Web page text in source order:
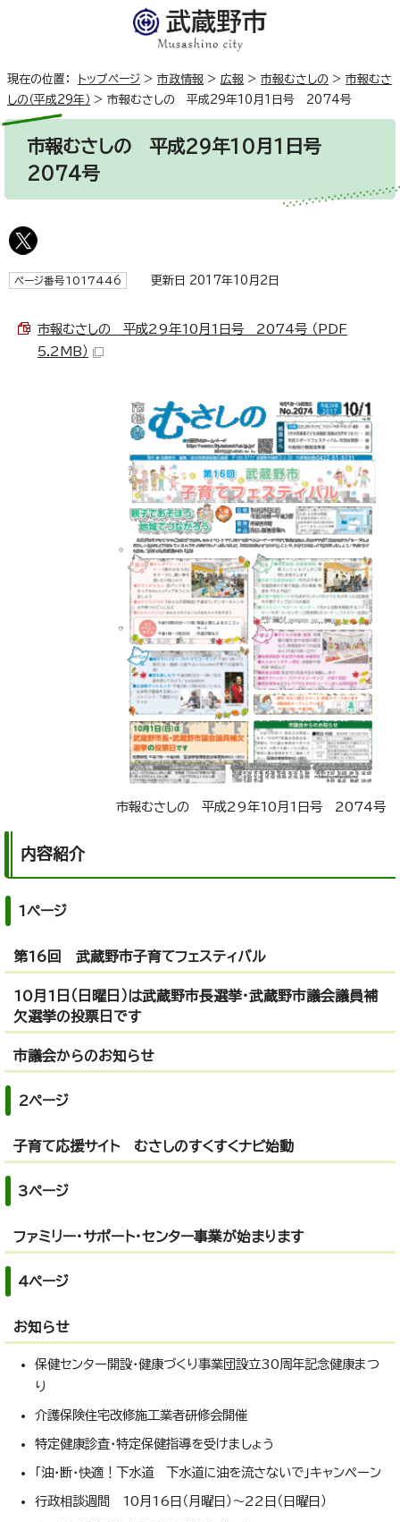
現在の位置： トップページ > 市政情報 > 広報 > 市報むさしの > 市報むさ
しの（平成29年） > 市報むさしの 平成29年10月1日号 2074号
市報むさしの 平成29年10月1日号
2074号
ページ番号1017446 更新日 2017年10月2日
市報むさしの 平成29年10月1日号 2074号 （PDF
5.2MB）
市報むさしの 平成29年10月1日号 2074号
内容紹介
1ページ
第16回 武蔵野市子育てフェスティバル
10月1日（日曜日）は武蔵野市長選挙・武蔵野市議会議員補
欠選挙の投票日です
市議会からのお知らせ
2ページ
子育て応援サイト むさしのすくすくナビ始動
3ページ
ファミリー・サポート・センター事業が始まります
4ページ
お知らせ
保健センター開設・健康づくり事業団設立30周年記念健康まつ
り
介護保険住宅改修施工業者研修会開催
特定健康診査・特定保健指導を受けましょう
「油・断・快適！下水道 下水道に油を流さないで」キャンペーン
行政相談週間 10月16日（月曜日）～22日（日曜日）